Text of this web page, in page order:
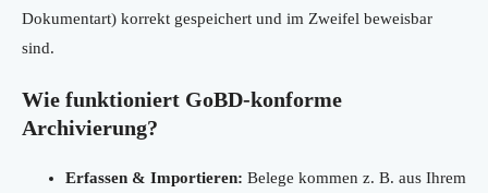
Dokumentart) korrekt gespeichert und im Zweifel beweisbar
sind.
Wie funktioniert GoBD-konforme
Archivierung?
Erfassen & Importieren: Belege kommen z. B. aus Ihrem